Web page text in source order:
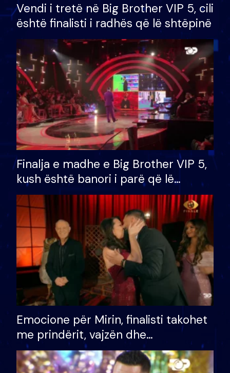
Vendi i tretë në Big Brother VIP 5, cili
është finalisti i radhës që lë shtëpinë
Finalja e madhe e Big Brother VIP 5,
kush është banori i parë që lë
shtëpinë dhe humb mundësinë për
të fituar çmimin e madh
Emocione për Mirin, finalisti takohet
me prindërit, vajzën dhe
bashkëshorten: S’kemi ndonjë letër
divorci apo jo?